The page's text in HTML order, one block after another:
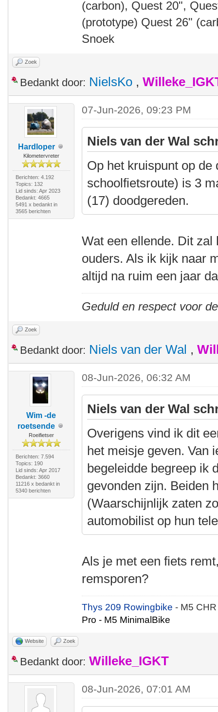
(carbon), Quest 20",
(prototype) Quest 26"
Snoek
Zoek
Bedankt door: NielsKo ,
Hardloper
Kilometervreter
Berichten: 4.192
Topics: 132
Lid sinds: Apr 2023
Bedankt: 4665
5491 x bedankt in
3565 berichten
07-Jun-2026, 09:23 PM
Niels van der Wal
Op het kruispunt op
schoolfietsroute) is 3
(17) doodgereden.
Wat een ellende. Dit
ouders. Als ik kijk naar
altijd na ruim een jaar
Geduld en respect voor
Zoek
Bedankt door: Niels van der Wal ,
Wim -de
roetsende
Roeifietser
Berichten: 7.594
Topics: 190
Lid sinds: Apr 2017
Bedankt: 3660
11216 x bedankt in
5340 berichten
08-Jun-2026, 06:32 AM
Niels van der Wal
Overigens vind ik dit
het meisje geven. Van
begeleidde begreep ik
gevonden zijn. Beiden
(Waarschijnlijk zaten
automobilist op hun
Als je met een fiets
remsporen?
Thys 209 Rowingbike- M5
Pro - M5 MinimalBike
Website Zoek
Bedankt door: Willeke_IGKT
08-Jun-2026, 07:01 AM